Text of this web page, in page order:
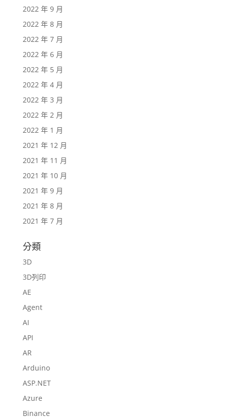
2022 年 9 月
2022 年 8 月
2022 年 7 月
2022 年 6 月
2022 年 5 月
2022 年 4 月
2022 年 3 月
2022 年 2 月
2022 年 1 月
2021 年 12 月
2021 年 11 月
2021 年 10 月
2021 年 9 月
2021 年 8 月
2021 年 7 月
分類
3D
3D列印
AE
Agent
AI
API
AR
Arduino
ASP.NET
Azure
Binance